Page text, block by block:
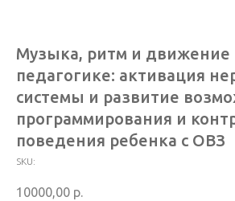
Музыка, ритм и движение
педагогике: активация
системы и развитие
программирования и
поведения ребенка с ОВЗ
SKU:
10000,00 р.